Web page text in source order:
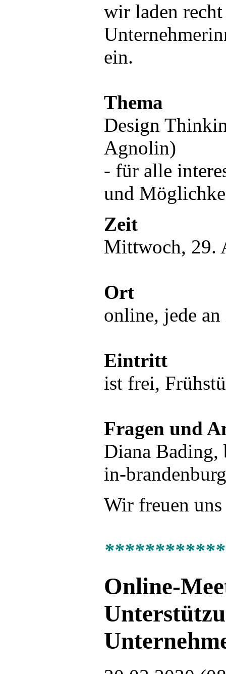
wir laden
ein.
Thema
Design
Agnolin)
- für alle
und
Zeit
Mittwoch, 29.
Ort
online, jede
Eintritt
ist frei,
Fragen und
Diana Bading,
in-
Wir freuen
Online-